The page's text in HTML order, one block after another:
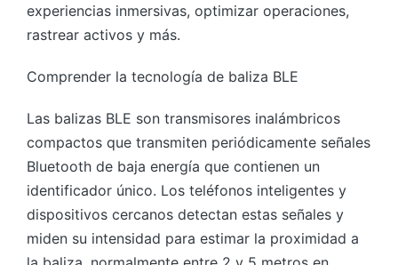
experiencias inmersivas, optimizar operaciones,
rastrear activos y más.
Comprender la tecnología de baliza BLE
Las balizas BLE son transmisores inalámbricos
compactos que transmiten periódicamente señales
Bluetooth de baja energía que contienen un
identificador único. Los teléfonos inteligentes y
dispositivos cercanos detectan estas señales y
miden su intensidad para estimar la proximidad a